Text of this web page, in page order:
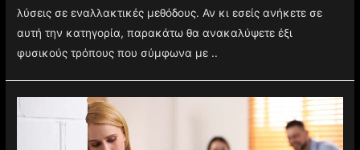
λύσεις σε εναλλακτικές μεθόδους. Αν κι εσείς ανήκετε σε
αυτή την κατηγορία, παρακάτω θα ανακαλύψετε έξι
φυσικούς τρόπους που σύμφωνα με ..